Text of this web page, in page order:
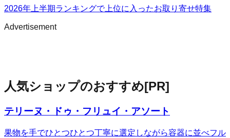
2026年上半期ランキングで上位に入ったお取り寄せ特集
Advertisement
人気ショップのおすすめ[PR]
テリーヌ・ドゥ・フリュイ・アソート
果物を手でひとつひとつ丁寧に選定しながら容器に並べフル